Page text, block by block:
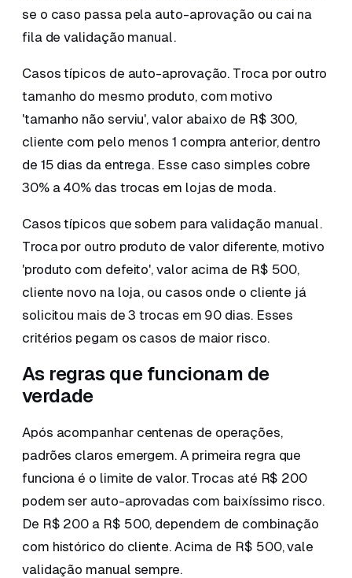
se o caso passa pela auto-aprovação ou cai na
fila de validação manual.
Casos típicos de auto-aprovação. Troca por outro
tamanho do mesmo produto, com motivo
'tamanho não serviu', valor abaixo de R$ 300,
cliente com pelo menos 1 compra anterior, dentro
de 15 dias da entrega. Esse caso simples cobre
30% a 40% das trocas em lojas de moda.
Casos típicos que sobem para validação manual.
Troca por outro produto de valor diferente, motivo
'produto com defeito', valor acima de R$ 500,
cliente novo na loja, ou casos onde o cliente já
solicitou mais de 3 trocas em 90 dias. Esses
critérios pegam os casos de maior risco.
As regras que funcionam de
verdade
Após acompanhar centenas de operações,
padrões claros emergem. A primeira regra que
funciona é o limite de valor. Trocas até R$ 200
podem ser auto-aprovadas com baixíssimo risco.
De R$ 200 a R$ 500, dependem de combinação
com histórico do cliente. Acima de R$ 500, vale
validação manual sempre.